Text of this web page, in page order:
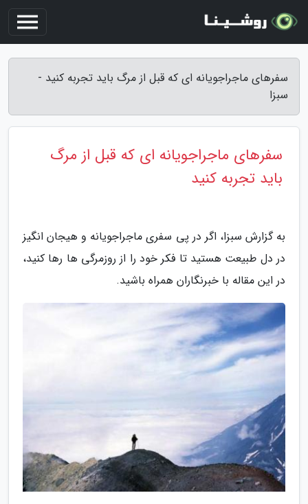
سفرهای ماجراجویانه ای که قبل از مرگ باید تجربه کنید -
سبزا
سفرهای ماجراجویانه ای که قبل از مرگ
باید تجربه کنید
به گزارش سبزا، اگر در پی سفری ماجراجویانه و هیجان انگیز
در دل طبیعت هستید تا فکر خود را از روزمرگی ها رها کنید،
در این مقاله با خبرنگاران همراه باشید.